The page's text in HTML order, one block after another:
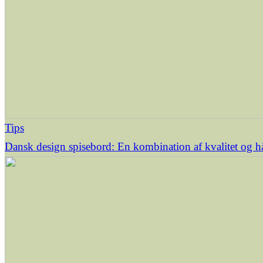
Tips
Dansk design spisebord: En kombination af kvalitet og